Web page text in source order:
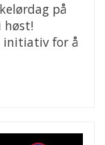
på
høst!
initiativ for å